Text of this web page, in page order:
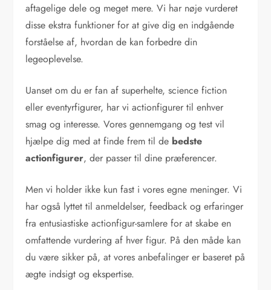
aftagelige dele og meget mere. Vi har nøje vurderet
disse ekstra funktioner for at give dig en indgående
forståelse af, hvordan de kan forbedre din
legeoplevelse.
Uanset om du er fan af superhelte, science fiction
eller eventyrfigurer, har vi actionfigurer til enhver
smag og interesse. Vores gennemgang og test vil
hjælpe dig med at finde frem til de bedste
actionfigurer, der passer til dine præferencer.
Men vi holder ikke kun fast i vores egne meninger. Vi
har også lyttet til anmeldelser, feedback og erfaringer
fra entusiastiske actionfigur-samlere for at skabe en
omfattende vurdering af hver figur. På den måde kan
du være sikker på, at vores anbefalinger er baseret på
ægte indsigt og ekspertise.